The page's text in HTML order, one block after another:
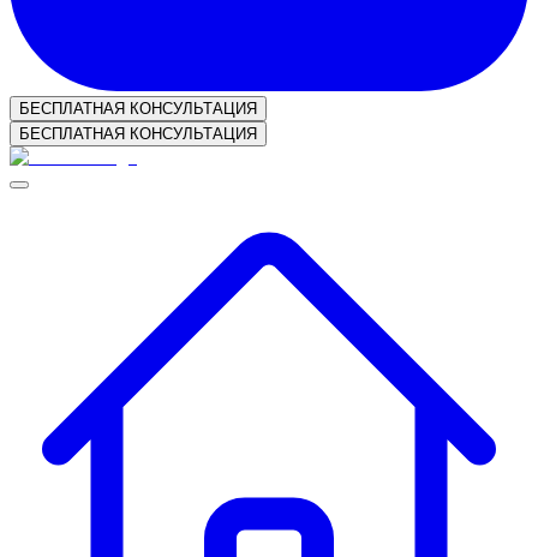
БЕСПЛАТНАЯ КОНСУЛЬТАЦИЯ
БЕСПЛАТНАЯ КОНСУЛЬТАЦИЯ